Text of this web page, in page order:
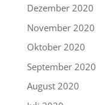
Dezember 2020
November 2020
Oktober 2020
September 2020
August 2020